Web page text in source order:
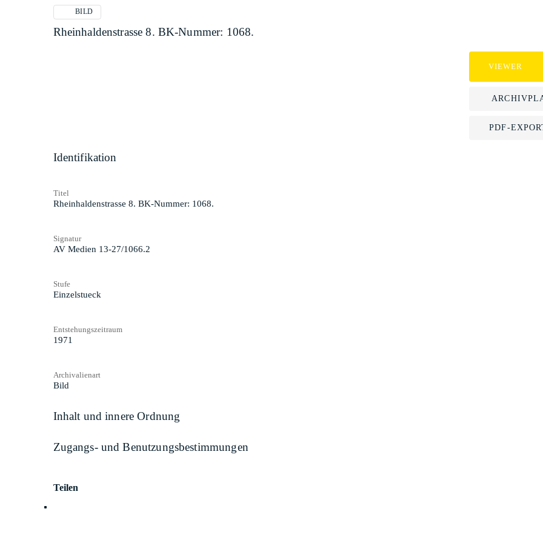
BILD
Rheinhaldenstrasse 8. BK-Nummer: 1068.
VIEWER
PDF-
Identifikation
Titel
Rheinhaldenstrasse 8. BK-Nummer: 1068.
Signatur
AV Medien 13-27/1066.2
Stufe
Einzelstueck
Entstehungszeitraum
1971
Archivalienart
Bild
Inhalt und innere Ordnung
Zugangs- und Benutzungsbestimmungen
Teilen